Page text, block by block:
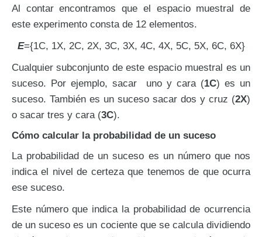
Al contar encontramos que el espacio muestral de
este experimento consta de 12 elementos.
E={1C, 1X, 2C, 2X, 3C, 3X, 4C, 4X, 5C, 5X, 6C, 6X}
Cualquier subconjunto de este espacio muestral es un
suceso. Por ejemplo, sacar uno y cara (1C) es un
suceso. También es un suceso sacar dos y cruz (2X)
o sacar tres y cara (3C).
Cómo calcular la probabilidad de un suceso
La probabilidad de un suceso es un número que nos
indica el nivel de certeza que tenemos de que ocurra
ese suceso.
Este número que indica la probabilidad de ocurrencia
de un suceso es un cociente que se calcula dividiendo